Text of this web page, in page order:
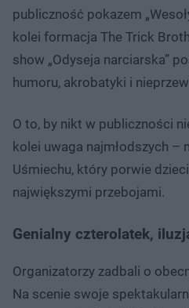
publiczność pokazem
kolei formacja The Trick
show „Odyseja narciarska”
humoru, akrobatyki i
O to, by nikt w publiczności
kolei uwaga najmłodszych –
Uśmiechu, który porwie
największymi przebojami.
Genialny czterolatek,
Organizatorzy zadbali o
Na scenie swoje